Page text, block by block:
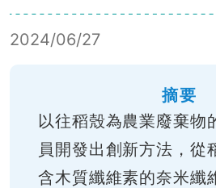
2024/06/27
摘要
以往稻殼為農業廢棄物
員開發出創新方法，從
含木質纖維素的奈米纖